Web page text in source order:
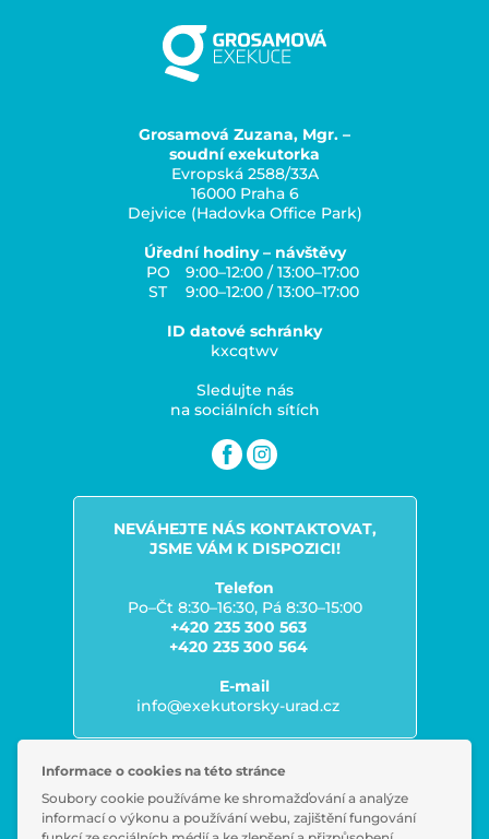
Grosamová Zuzana, Mgr. –
soudní exekutorka
Evropská 2588/33A
16000 Praha 6
Dejvice (Hadovka Office Park)
Úřední hodiny – návštěvy
PO
9:00–12:00 / 13:00–17:00
ST
9:00–12:00 / 13:00–17:00
ID datové schránky
kxcqtwv
Sledujte nás
na sociálních sítích
NEVÁHEJTE NÁS KONTAKTOVAT,
JSME VÁM K DISPOZICI!
Telefon
Po–Čt 8:30–16:30, Pá 8:30–15:00
+420 235 300 563
+420 235 300 564
E-mail
info@exekutorsky-urad.cz
Zpracování osobních údajů
Časté dotazy
Informace o cookies na této stránce
Soubory cookie používáme ke shromažďování a analýze
informací o výkonu a používání webu, zajištění fungování